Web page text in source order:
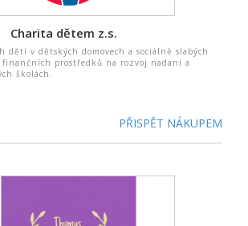
Charita dětem z.s.
dětí v dětských domovech a sociálně slabých
prostředků na rozvoj nadaní a
školách.
PŘISPĚT NÁKUPEM